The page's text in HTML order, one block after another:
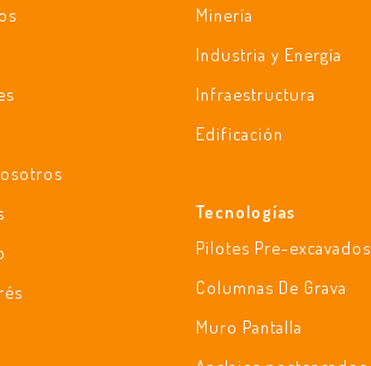
Minería
Industria y Energía
Infraestructura
Edificación
Tecnologías
Pilotes Pre-excavados
Columnas De Grava
Muro Pantalla